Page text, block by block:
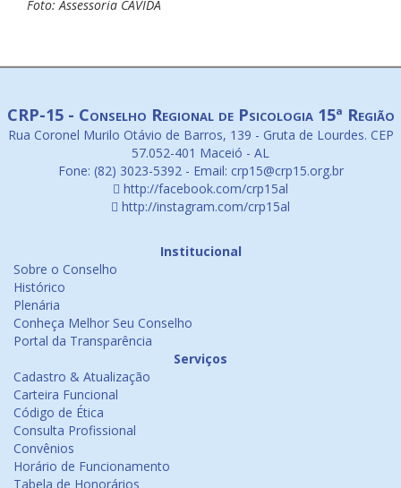
Foto: Assessoria CAVIDA
CRP-15 - Conselho Regional de Psicologia 15ª Região
Rua Coronel Murilo Otávio de Barros, 139 - Gruta de Lourdes. CEP
57.052-401 Maceió - AL
Fone: (82) 3023-5392 - Email: crp15@crp15.org.br
http://facebook.com/crp15al
http://instagram.com/crp15al
Institucional
Sobre o Conselho
Histórico
Plenária
Conheça Melhor Seu Conselho
Portal da Transparência
Serviços
Cadastro & Atualização
Carteira Funcional
Código de Ética
Consulta Profissional
Convênios
Horário de Funcionamento
Tabela de Honorários